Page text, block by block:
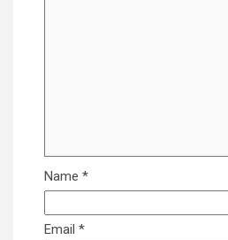
Name *
Email *